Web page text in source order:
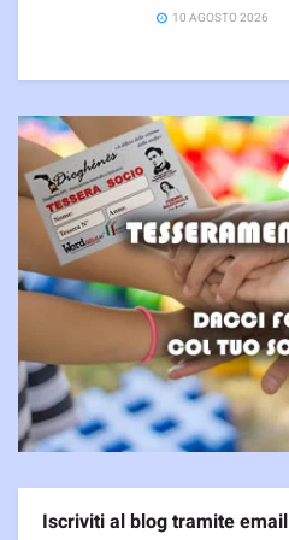
10 AGOSTO 2026
Iscriviti al blog tramite email